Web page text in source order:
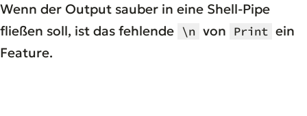
Wenn der Output sauber in eine Shell-Pipe
fließen soll, ist das fehlende \n von Print ein
Feature.